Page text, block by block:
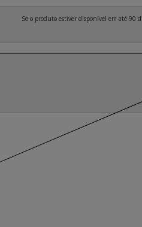
Se o produto estiver disponível em até 90